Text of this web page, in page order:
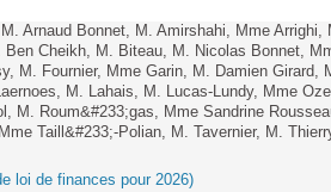
Arnaud Bonnet, M. Amirshahi, Mme
Ben Cheikh, M. Biteau, M. Nicolas Bonnet,
M. Fournier, Mme Garin, M. Damien Girard,
M. Lahais, M. Lucas-Lundy, Mme
M. Roum&#233;gas, Mme Sandrine
Taill&#233;-Polian, M. Tavernier, M.
loi de finances pour 2026)